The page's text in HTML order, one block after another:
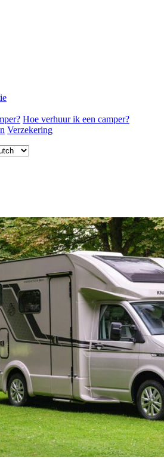
Hoe verhuur ik een camper?
Verzekering